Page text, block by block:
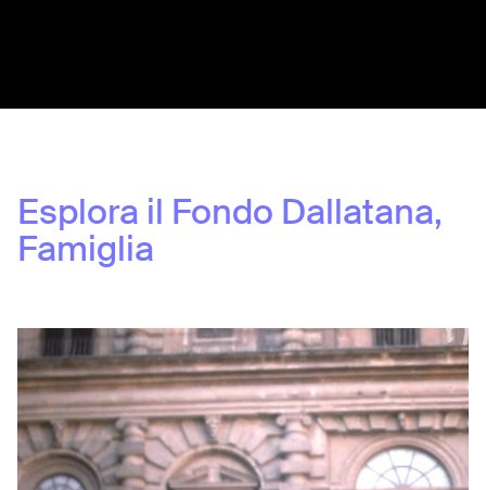
Esplora il Fondo Dallatana,
Famiglia